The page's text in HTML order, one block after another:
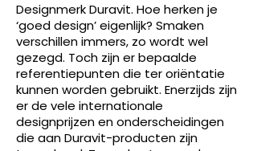
Designmerk Duravit. Hoe herken je
‘goed design’ eigenlijk? Smaken
verschillen immers, zo wordt wel
gezegd. Toch zijn er bepaalde
referentiepunten die ter oriëntatie
kunnen worden gebruikt. Enerzijds zijn
er de vele internationale
designprijzen en onderscheidingen
die aan Duravit-producten zijn